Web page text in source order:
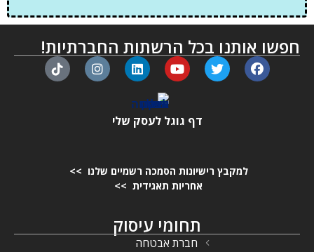
חפשו אותנו בכל הרשתות החברתיות!
דף גוגל לעסק שלי
למקבץ רישיונות הסמכה רשמיים שלנו >>
אחריות תאגידית >>
תחומי עיסוק
חברת אבטחה